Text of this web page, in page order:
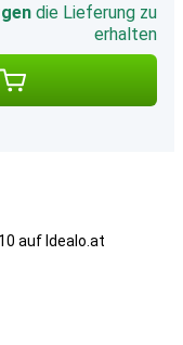
die Lieferung zu
erhalten
auf Idealo.at